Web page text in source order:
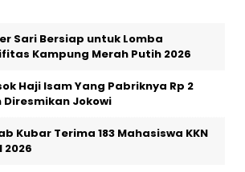
Sari Bersiap untuk Lomba
Kampung Merah Putih 2026
Haji Isam Yang Pabriknya Rp 2
Diresmikan Jokowi
Kubar Terima 183 Mahasiswa KKN
2026